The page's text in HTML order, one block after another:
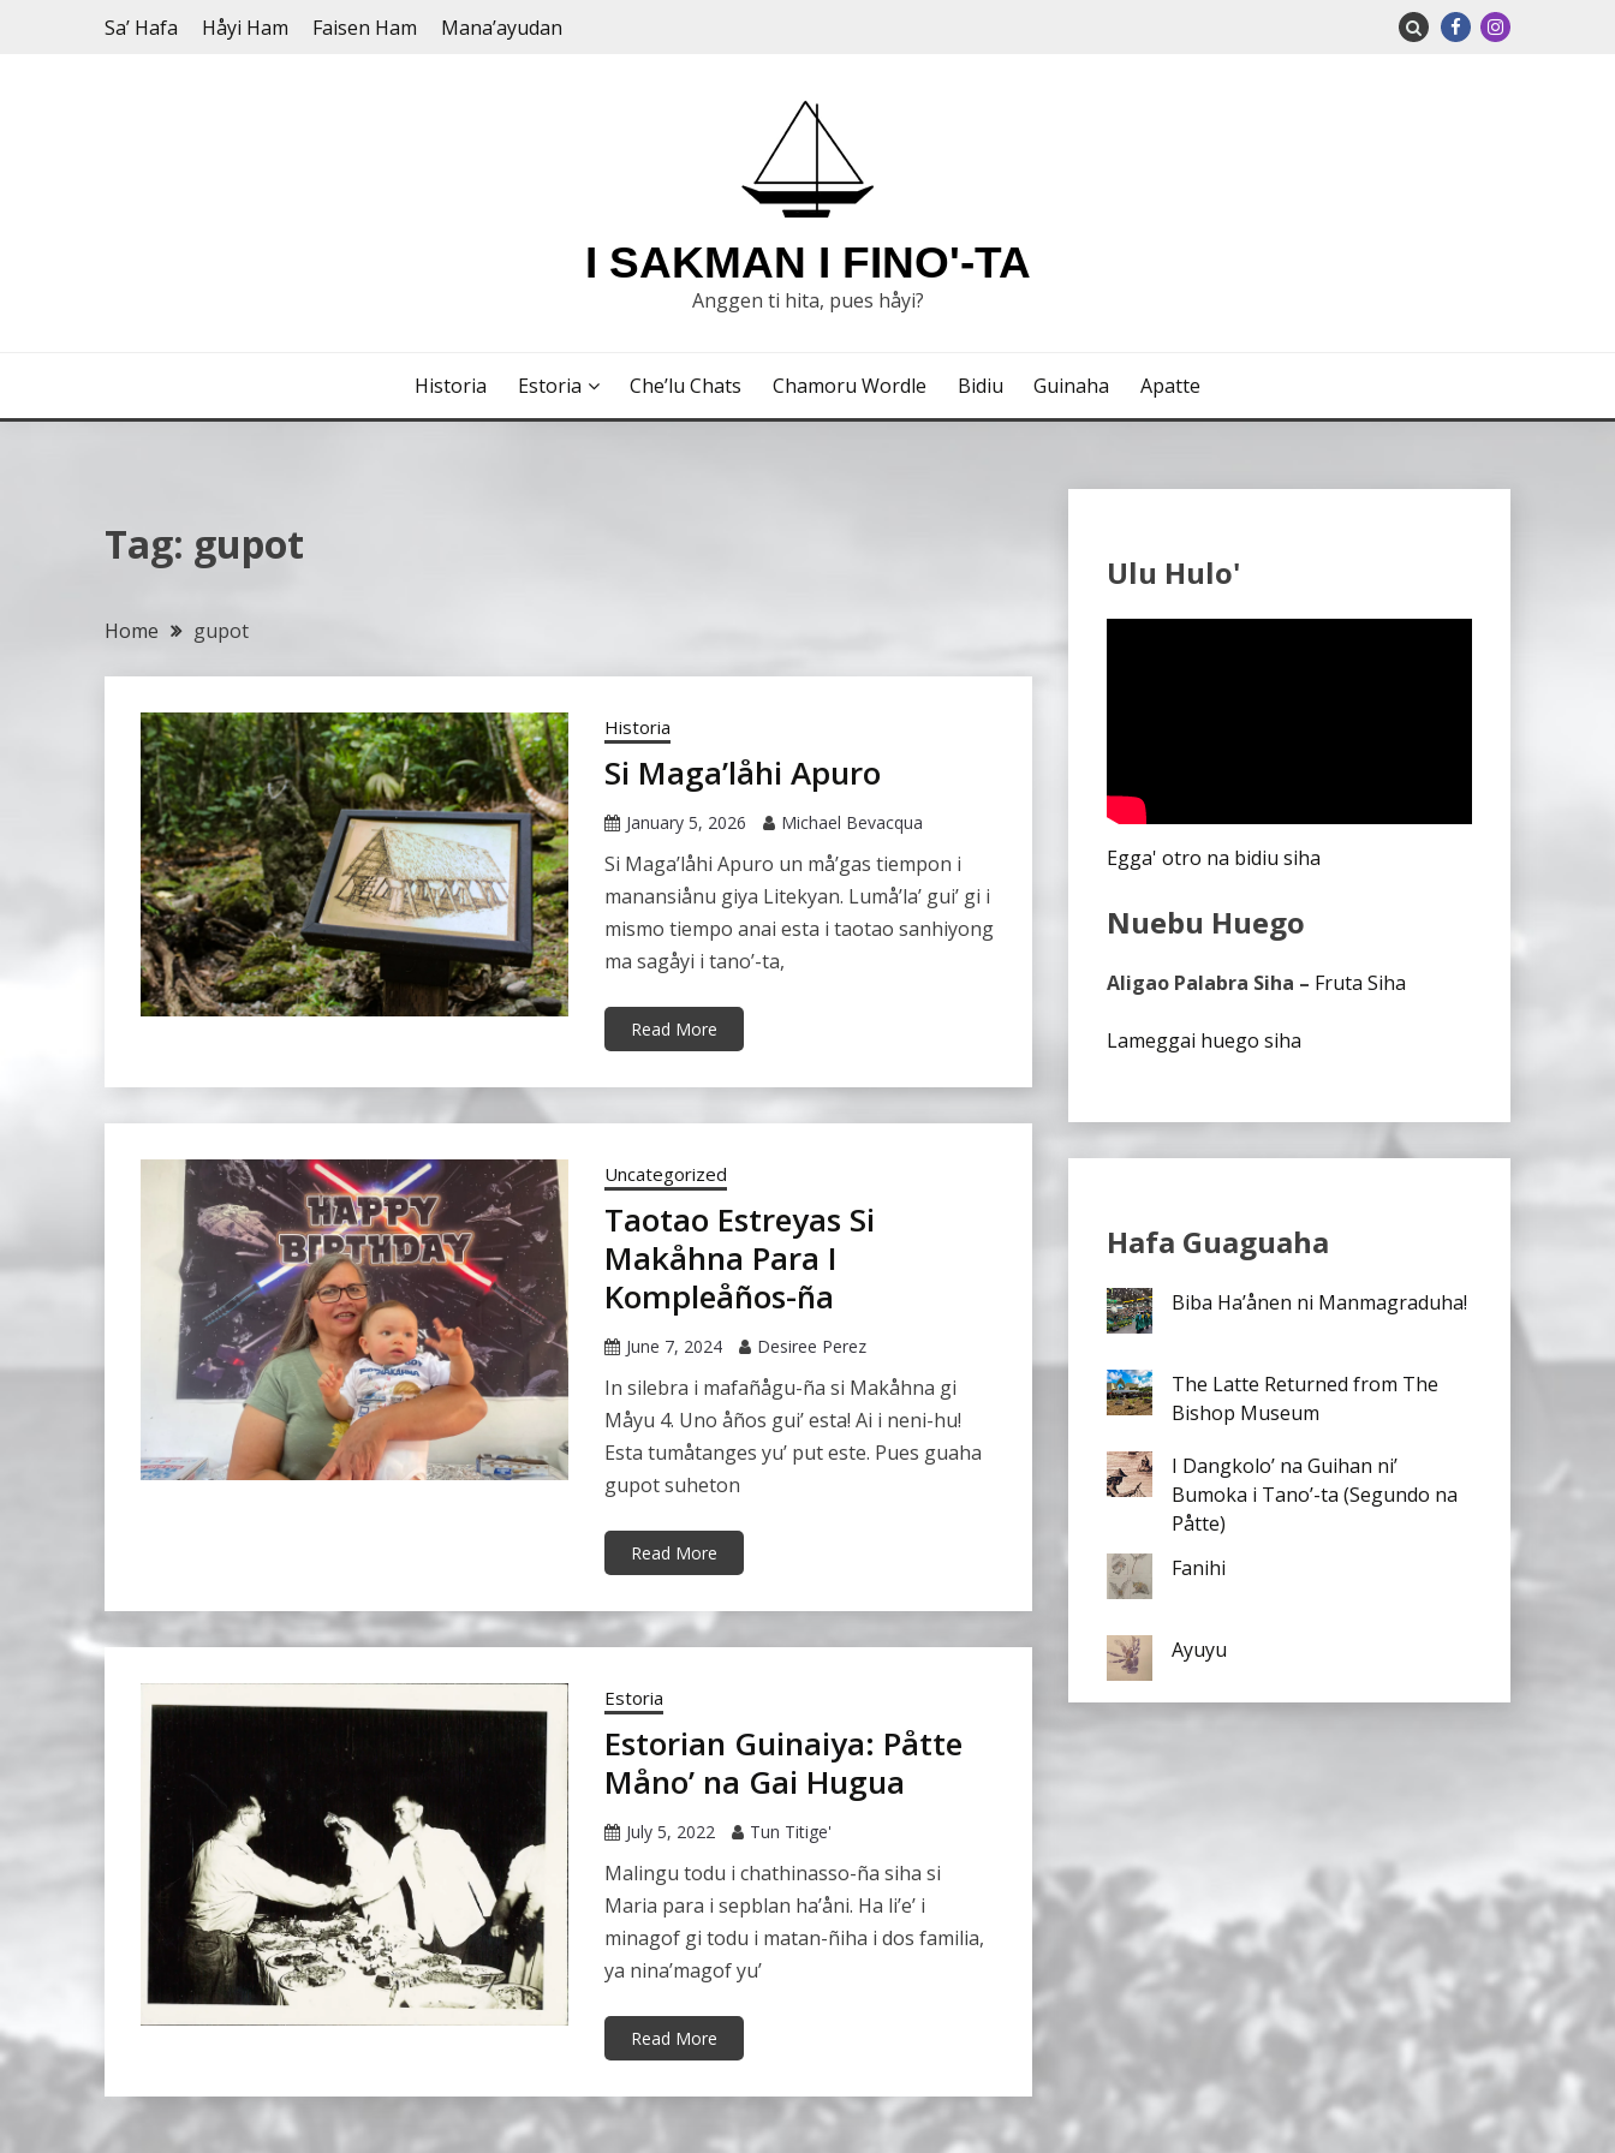
Sa’ Hafa Håyi Ham Faisen Ham Mana’ayudan
I SAKMAN I FINO'-TA
Anggen ti hita, pues håyi?
Historia Estoria Che’lu Chats Chamoru Wordle Bidiu Guinaha Apatte
Tag: gupot
Home gupot
Historia
Si Maga’låhi Apuro
January 5, 2026 Michael Bevacqua
Si Maga’låhi Apuro un må’gas tiempon i
manansiånu giya Litekyan. Lumå’la’ gui’ gi i
mismo tiempo anai esta i taotao sanhiyong
ma sagåyi i tano’-ta,
Read More
Uncategorized
Taotao Estreyas Si
Makåhna Para I
Kompleåños-ña
June 7, 2024 Desiree Perez
In silebra i mafañågu-ña si Makåhna gi
Måyu 4. Uno åños gui’ esta! Ai i neni-hu!
Esta tumåtanges yu’ put este. Pues guaha
gupot suheton
Read More
Estoria
Estorian Guinaiya: Påtte
Måno’ na Gai Hugua
July 5, 2022 Tun Titige'
Malingu todu i chathinasso-ña siha si
Maria para i sepblan ha’åni. Ha li’e’ i
minagof gi todu i matan-ñiha i dos familia,
ya nina’magof yu’
Read More
Ulu Hulo'
Egga' otro na bidiu siha
Nuebu Huego
Aligao Palabra Siha – Fruta Siha
Lameggai huego siha
Hafa Guaguaha
Biba Ha’ånen ni Manmagraduha!
The Latte Returned from The
Bishop Museum
I Dangkolo’ na Guihan ni’
Bumoka i Tano’-ta (Segundo na
Påtte)
Fanihi
Ayuyu